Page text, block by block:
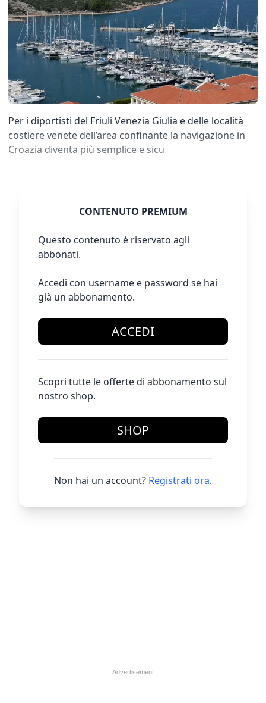
Per i diportisti del Friuli Venezia Giulia e delle località
costiere venete dell’area confinante la navigazione in
Croazia diventa più semplice e sicu
CONTENUTO PREMIUM
Questo contenuto è riservato agli
abbonati.
Accedi con username e password se hai
già un abbonamento.
ACCEDI
Scopri tutte le offerte di abbonamento sul
nostro shop.
SHOP
Non hai un account? Registrati ora.